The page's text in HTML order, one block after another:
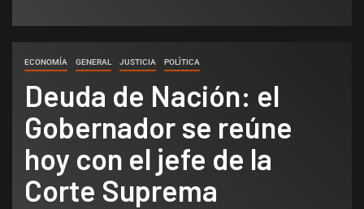
ECONOMÍA GENERAL JUSTICIA POLÌTICA
Deuda de Nación: el
Gobernador se reúne
hoy con el jefe de la
Corte Suprema